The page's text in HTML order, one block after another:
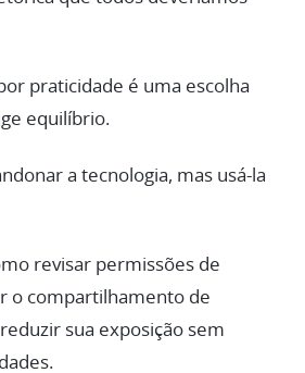
praticidade é uma escolha
equilíbrio.
a tecnologia, mas usá-la
revisar permissões de
o compartilhamento de
sua exposição sem